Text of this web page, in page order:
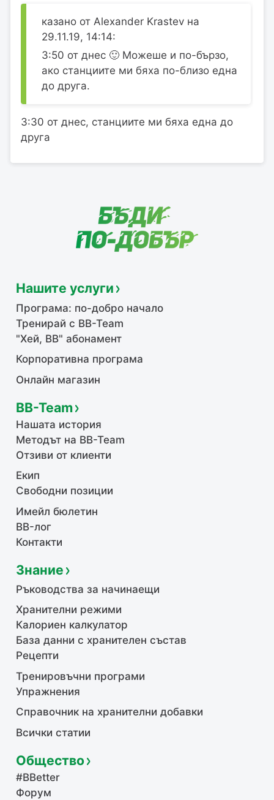
казано от Alexander Krastev на
29.11.19, 14:14:
3:50 от днес 🙂 Можеше и по-бързо,
ако станциите ми бяха по-близо една
до друга.
3:30 от днес, станциите ми бяха една до
друга
Нашите услуги
Програма: по-добро начало
Тренирай с BB-Team
"Хей, ВВ" абонамент
Корпоративна програма
Онлайн магазин
BB-Team
Нашата история
Методът на BB-Team
Отзиви от клиенти
Екип
Свободни позиции
Имейл бюлетин
BB-лог
Контакти
Знание
Ръководства за начинаещи
Хранителни режими
Калориен калкулатор
База данни с хранителен състав
Рецепти
Тренировъчни програми
Упражнения
Справочник на хранителни добавки
Всички статии
Общество
#BBetter
Форум